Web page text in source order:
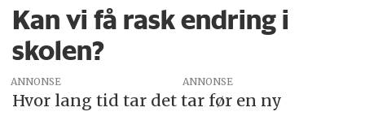
Kan vi få rask endring i
skolen?
ANNONSE
Hvor lang tid tar det tar før en ny